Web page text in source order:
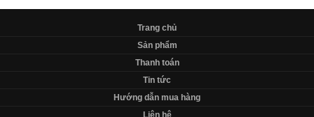
Trang chủ
Sản phẩm
Thanh toán
Tin tức
Hướng dẫn mua hàng
Liên hệ